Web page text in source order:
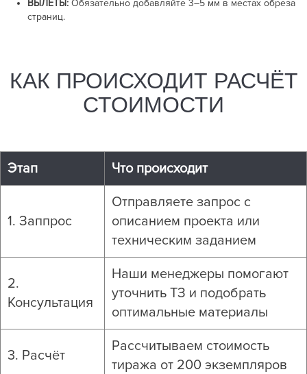
ВЫЛЕТЫ: Обязательно добавляйте 3–5 мм в местах обреза
страниц.
КАК ПРОИСХОДИТ РАСЧЁТ
СТОИМОСТИ
Этап Что происходит
1. Заппрос
Отправляете запрос с
описанием проекта или
техническим заданием
2.
Консультация
Наши менеджеры помогают
уточнить ТЗ и подобрать
оптимальные материалы
3. Расчёт
Рассчитываем стоимость
тиража от 200 экземпляров